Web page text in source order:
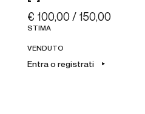
€ 100,00 / 150,00
STIMA
VENDUTO
Entra o registrati